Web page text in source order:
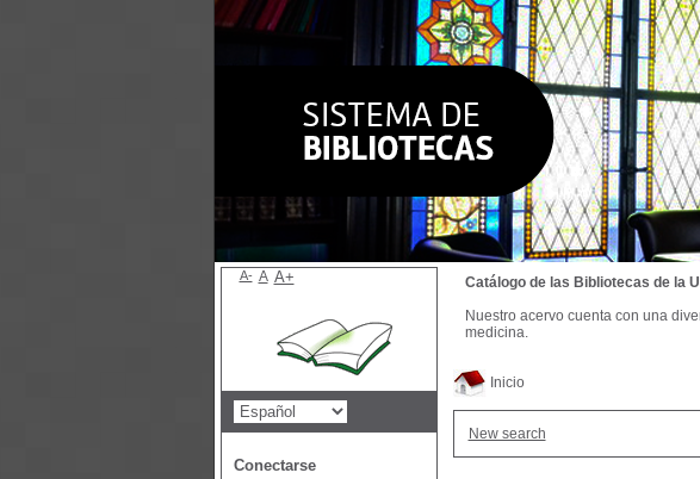
Inicio
New search
Catálogo de las Bibliotecas de la
Nuestro acervo cuenta con una
medicina.
A- A A+
Conectarse